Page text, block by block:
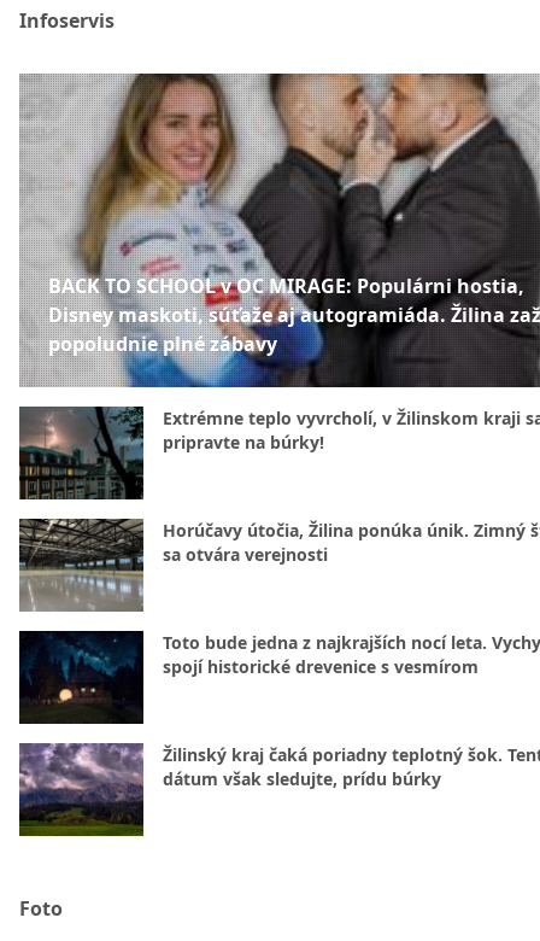
Infoservis
BACK TO SCHOOL v OC MIRAGE: Populárni hostia,
Disney maskoti, súťaže aj autogramiáda. Žilina
popoludnie plné zábavy
Extrémne teplo vyvrcholí, v Žilinskom kraji
pripravte na búrky!
Horúčavy útočia, Žilina ponúka únik. Zimný
sa otvára verejnosti
Toto bude jedna z najkrajších nocí leta.
spojí historické drevenice s vesmírom
Žilinský kraj čaká poriadny teplotný šok.
dátum však sledujte, prídu búrky
Foto